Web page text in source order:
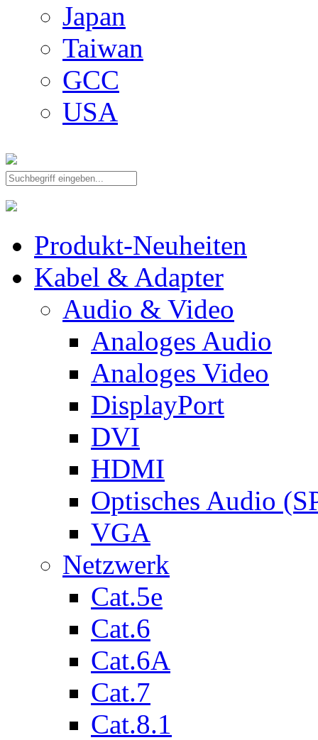
Japan
Taiwan
GCC
USA
Produkt-Neuheiten
Kabel & Adapter
Audio & Video
Analoges Audio
Analoges Video
DisplayPort
DVI
HDMI
Optisches Audio
VGA
Netzwerk
Cat.5e
Cat.6
Cat.6A
Cat.7
Cat.8.1